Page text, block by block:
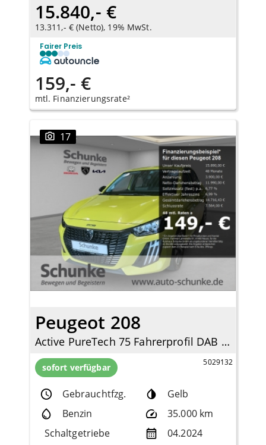
15.840,- €
13.311,- € (Netto), 19% MwSt.
Fairer Preis
159,- €
mtl. Finanzierungsrate²
17
Peugeot 208
Active PureTech 75 Fahrerprofil DAB SHZ Keyless Spurhalteass. Verkehrszeichenerk.
sofort verfügbar 5029132
Gebrauchtfzg.
Gelb
Benzin
35.000 km
Schaltgetriebe
04.2024